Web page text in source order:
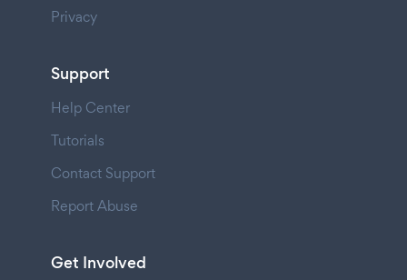
Privacy
Support
Help Center
Tutorials
Contact Support
Report Abuse
Get Involved